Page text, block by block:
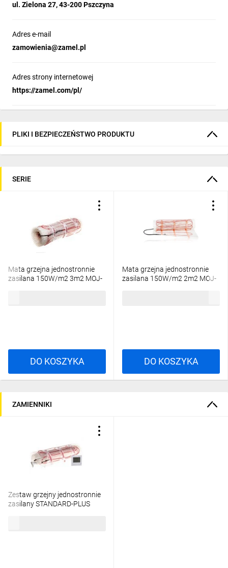
ul. Zielona 27, 43-200 Pszczyna
Adres e-mail
zamowienia@zamel.pl
Adres strony internetowej
https://zamel.com/pl/
PLIKI I BEZPIECZEŃSTWO PRODUKTU
SERIE
Mata grzejna jednostronnie
zasilana 150W/m2 3m2 MOJ-
DO KOSZYKA
Mata grzejna jednostronnie
zasilana 150W/m2 2m2 MOJ-
DO KOSZYKA
ZAMIENNIKI
Zestaw grzejny jednostronnie
zasilany STANDARD-PLUS